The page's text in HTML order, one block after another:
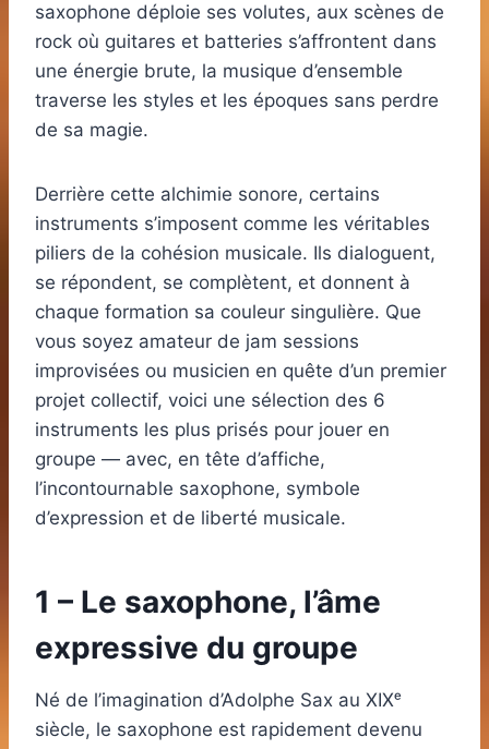
saxophone déploie ses volutes, aux scènes de
rock où guitares et batteries s’affrontent dans
une énergie brute, la musique d’ensemble
traverse les styles et les époques sans perdre
de sa magie.
Derrière cette alchimie sonore, certains
instruments s’imposent comme les véritables
piliers de la cohésion musicale. Ils dialoguent,
se répondent, se complètent, et donnent à
chaque formation sa couleur singulière. Que
vous soyez amateur de jam sessions
improvisées ou musicien en quête d’un premier
projet collectif, voici une sélection des 6
instruments les plus prisés pour jouer en
groupe — avec, en tête d’affiche,
l’incontournable saxophone, symbole
d’expression et de liberté musicale.
1 – Le saxophone, l’âme
expressive du groupe
Né de l’imagination d’Adolphe Sax au XIXᵉ
siècle, le saxophone est rapidement devenu